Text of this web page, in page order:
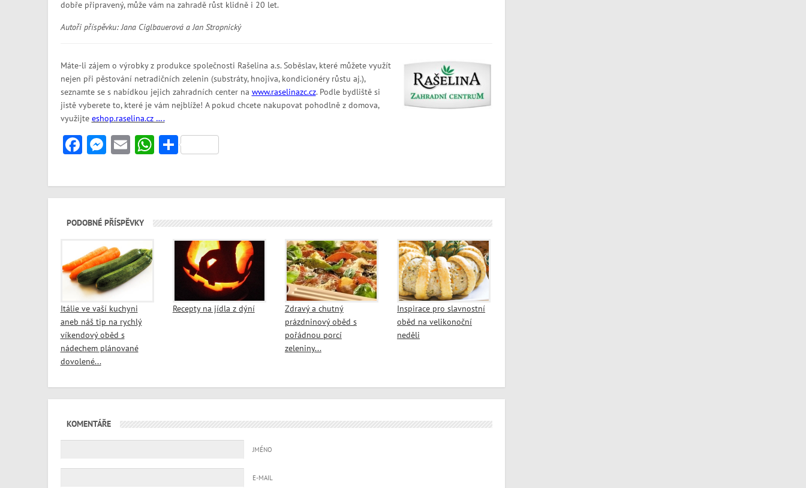
dobře připravený, může vám na zahradě růst klidně i 20 let.
Autoři příspěvku: Jana Ciglbauerová a Jan Stropnický
Máte-li zájem o výrobky z produkce společnosti Rašelina a.s. Soběslav, které můžete využít
nejen při pěstování netradičních zelenin (substráty, hnojiva, kondicionéry růstu aj.),
seznamte se s nabídkou jejich zahradních center na www.raselinazc.cz. Podle bydliště si
jistě vyberete to, které je vám nejblíže! A pokud chcete nakupovat pohodlně z domova,
využijte eshop.raselina.cz ….
Facebook
Messenger
EmailWhatsApp
Share
PODOBNÉ PŘÍSPĚVKY
Itálie ve vaší kuchyni
aneb náš tip na rychlý
víkendový oběd s
nádechem plánované
dovolené...
Recepty na jídla z dýní
Zdravý a chutný
prázdninový oběd s
pořádnou porcí
zeleniny...
Inspirace pro slavnostní
oběd na velikonoční
neděli
KOMENTÁŘE
JMÉNO
E-MAIL